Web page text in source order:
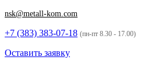
nsk@metall-kom.com
+7 (383) 383-07-18 (пн-пт 8.30 - 17.00)
Оставить заявку